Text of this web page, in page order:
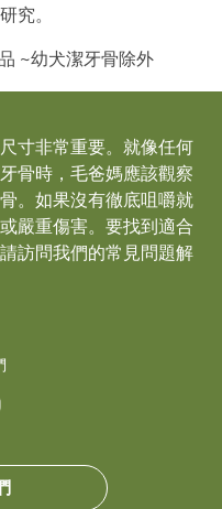
究。
​~幼犬潔牙骨除外
寸非常重要。就像任何
骨時，毛爸媽應該觀察
。如果沒有徹底咀嚼就
嚴重傷害。要找到適合
訪問我們的常見問題解